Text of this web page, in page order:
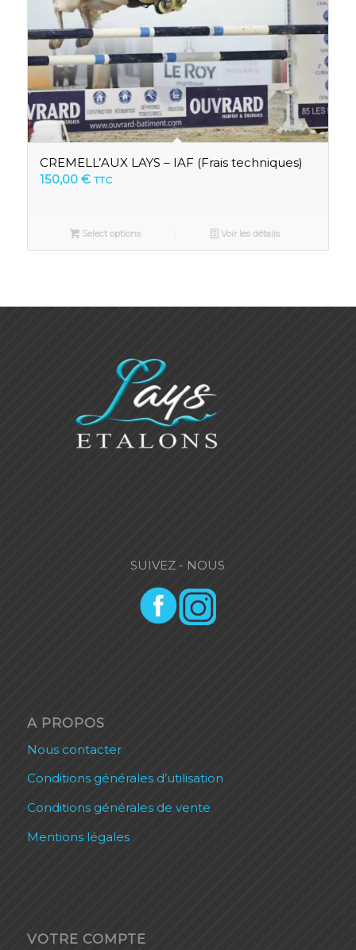
CREMELL’AUX LAYS – IAF (Frais techniques)
150,00 € TTC
Select options Voir les détails
SUIVEZ - NOUS
A PROPOS
Nous contacter
Conditions générales d’utilisation
Conditions générales de vente
Mentions légales
VOTRE COMPTE